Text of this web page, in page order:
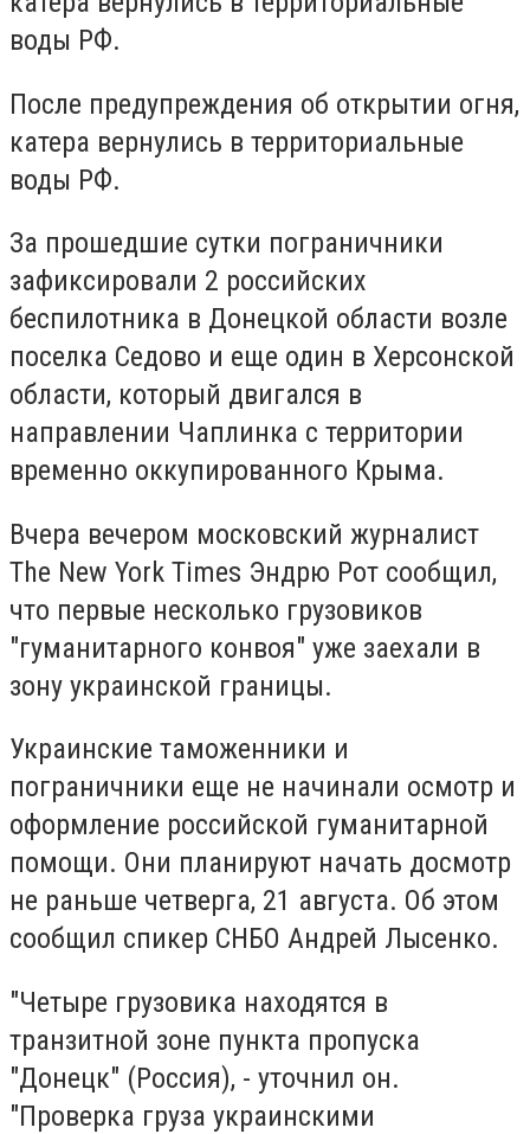
воды РФ.
После предупреждения об открытии огня,
катера вернулись в территориальные
воды РФ.
За прошедшие сутки пограничники
зафиксировали 2 российских
беспилотника в Донецкой области возле
поселка Седово и еще один в Херсонской
области, который двигался в
направлении Чаплинка с территории
временно оккупированного Крыма.
Вчера вечером московский журналист
The New York Times Эндрю Рот сообщил,
что первые несколько грузовиков
"гуманитарного конвоя" уже заехали в
зону украинской границы.
Украинские таможенники и
пограничники еще не начинали осмотр и
оформление российской гуманитарной
помощи. Они планируют начать досмотр
не раньше четверга, 21 августа. Об этом
сообщил спикер СНБО Андрей Лысенко.
"Четыре грузовика находятся в
транзитной зоне пункта пропуска
"Донецк" (Россия), - уточнил он.
"Проверка груза украинскими